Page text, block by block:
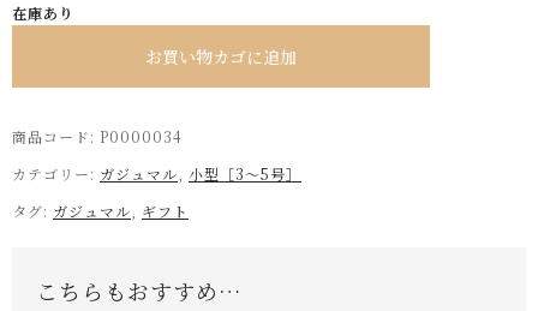
在庫あり
お買い物カゴに追加
商品コード: P0000034
カテゴリー: ガジュマル
小型［3～5号］
タグ: ガジュマル ギフト
こちらもおすすめ…